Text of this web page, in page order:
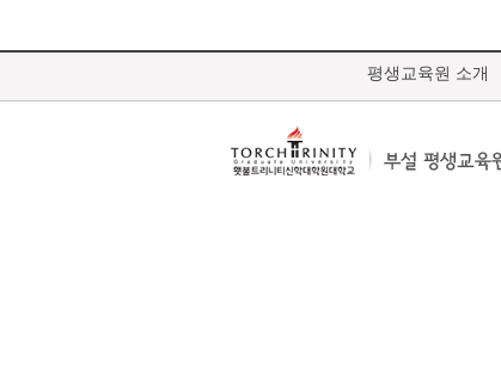
평생교육원 소개